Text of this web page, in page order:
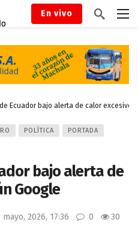
En vivo
Ecuador bajo alerta de calor excesivo
POLÍTICA PORTADA
bajo alerta de
Google
2026, 17:36 0 30